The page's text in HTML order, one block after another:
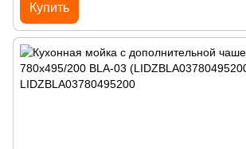
Купить